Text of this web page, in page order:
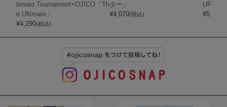
timate Tournament×OJICO「Th
e Ultimate」
¥4,290(税込)
ター」
¥4,070(税込)
UPER
¥5,720